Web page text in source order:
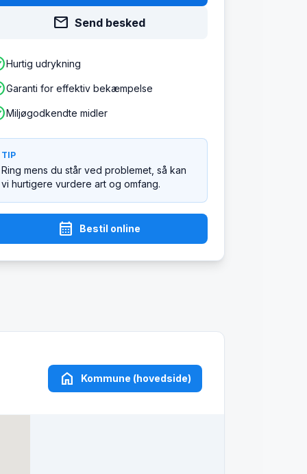
mail Send besked
Hurtig udrykning
Garanti for effektiv bekæmpelse
Miljøgodkendte midler
TIP
Ring mens du står ved problemet, så kan
vi hurtigere vurdere art og omfang.
calendar_month Bestil online
home Kommune (hovedside)